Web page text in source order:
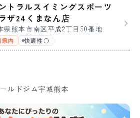
トラルスイミングスポーツ
ザ24くまなん店
県熊本市南区平成2丁目50番地
県内 快適性〇
ルドジム宇城熊本